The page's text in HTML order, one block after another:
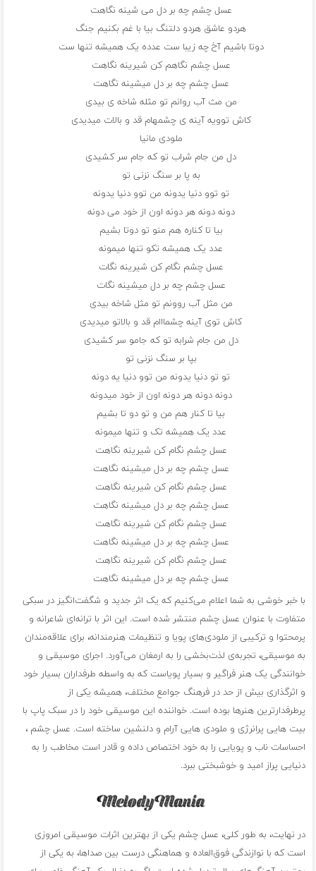
عسل چشم چه بر دل می شینه نگاهت
هردو عاشق هردو دلتنگ بیا با غم بکنیم جنگ
دوتا باشیم آخ چه زیبا ست عدده یک همیشه تنها ست
عسل چشم نگاهم کن شیرینه نگاهت
عسل چشم چه بر دل میشینه نگاهت
من مث آب روانم تو مثله شاخه ی بیدی
کاش توویه آینه ی چشمهام قد و بالات میدیدی
ملودی مانیا
دل من جام شراب تو که جام سر کشیدی
به پا بر سنگ نزنی تو
تو توو دنیا یدونه من توو دنیا یدونه
دونه دونه هر دونه اون از خود می دونه
بیا تا کناره هم منو تو دوتا بشیم
عدد یک همیشه تکو تنها میمونه
عسل چشم نگام کن شیرینه نگات
عسل چشم چه بر دل میشینه نگات
من مثل آب روونم تو مثل شاخه بیدی
کاش توی آینه چشمااام قد و بالاتو میدیدی
دل من جام شرابه تو که جامو سر کشیدی
بپا بر سنگ نزنی تو
تو تو دنیا یدونه من توو دنیا یه دونه
دونه دونه هر دونه اون از خود میدونه
بیا تا کنار هم من و تو دو تا بشیم
عدد یک همیشه تک و تنها میمونه
عسل چشم نگام کن شیرینه نگاهت
عسل چشم چه بر دل میشینه نگاهت
عسل چشم نگام کن شیرینه نگاهت
عسل چشم چه بر دل میشینه نگاهت
عسل چشم نگام کن شیرینه نگاهت
عسل چشم چه بر دل میشینه نگاهت
عسل چشم نگام کن شیرینه نگاهت
عسل چشم چه بر دل میشینه نگاهت
با خبر خوشی به شما اعلام می‌کنیم که یک اثر جدید و شگفت‌انگیز در سبکی
متفاوت با عنوان عسل چشم منتشر شده است. این اثر با ترانه‌ای شاعرانه و
پرمحتوا و ترکیبی از ملودی‌های پویا و تنظیمات هنرمندانه، برای علاقه‌مندان
به موسیقی، تجربه‌ی لذت‌بخشی را به ارمغان می‌آورد. اجرای موسیقی و
خوانندگی یک هنر فراگیر و بسیار پویاست که به واسطه طرفداران بسیار خود
و اثرگذاری بیش از حد در فرهنگ جوامع مختلف، همیشه یکی از
پرطرفدارترین هنرها بوده است. خواننده این موسیقی خود را در سبک پاپ با
بیت هایی پرانرژی و ملودی هایی آرام و دلنشین ساخته است. عسل چشم ،
احساسات ناب و پویایی را به خود اختصاص داده و قادر است مخاطب را به
دنیایی پراز امید و خوشبختی ببرد.
در نهایت، به طور کلی، عسل چشم یکی از بهترین اثرات موسیقی امروزی
است که با نوازندگی فوق‌العاده و هماهنگی درست بین صداها، به یکی از